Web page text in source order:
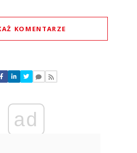
KOMENTARZE
znaleziono komentarzy
swoje komentarze
Anuluj
ad